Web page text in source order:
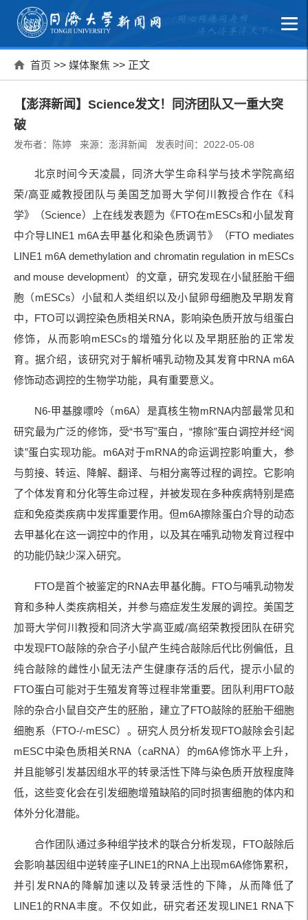
首页 >> 媒体聚焦 >> 正文
【澎湃新闻】Science发文！同济团队又一重大突
破
发布者：陈婷 来源：澎湃新闻 发表时间：2022-05-08
北京时间今天凌晨，同济大学生命科学与技术学院高绍
荣/高亚威教授团队与美国芝加哥大学何川教授合作在《科
学》（Science）上在线发表题为《FTO在mESCs和小鼠发育
中介导LINE1 m6A去甲基化和染色质调节》（FTO mediates
LINE1 m6A demethylation and chromatin regulation in mESCs
and mouse development）的文章，研究发现在小鼠胚胎干细
胞（mESCs）小鼠和人类组织以及小鼠卵母细胞及早期发育
中，FTO可以调控染色质相关RNA，影响染色质开放与组蛋白
修饰，从而影响mESCs的增殖分化以及早期胚胎的正常发
育。据介绍，该研究对于解析哺乳动物及其发育中RNA m6A
修饰动态调控的生物学功能，具有重要意义。
N6-甲基腺嘌呤（m6A）是真核生物mRNA内部最常见和
研究最为广泛的修饰，受“书写”蛋白，“擦除”蛋白调控并经“阅
读”蛋白实现功能。m6A对于mRNA的命运调控影响重大，参
与剪接、转运、降解、翻译、与相分离等过程的调控。它影响
了个体发育和分化等生命过程，并被发现在多种疾病特别是癌
症和免疫类疾病中发挥重要作用。但m6A擦除蛋白介导的动态
去甲基化在这一调控中的作用，以及其在哺乳动物发育过程中
的功能仍缺少深入研究。
FTO是首个被鉴定的RNA去甲基化酶。FTO与哺乳动物发
育和多种人类疾病相关，并参与癌症发生发展的调控。美国芝
加哥大学何川教授和同济大学高亚威/高绍荣教授团队在研究
中发现FTO敲除的杂合子小鼠产生纯合敲除后代比例偏低，且
纯合敲除的雌性小鼠无法产生健康存活的后代，提示小鼠的
FTO蛋白可能对于生殖发育等过程非常重要。团队利用FTO敲
除的杂合小鼠自交产生的胚胎，建立了FTO敲除的胚胎干细胞
细胞系（FTO-/-mESC）。研究人员分析发现FTO敲除会引起
mESC中染色质相关RNA（caRNA）的m6A修饰水平上升，
并且能够引发基因组水平的转录活性下降与染色质开放程度降
低，这些变化会在引发细胞增殖缺陷的同时损害细胞的体内和
体外分化潜能。
合作团队通过多种组学技术的联合分析发现，FTO敲除后
会影响基因组中逆转座子LINE1的RNA上出现m6A修饰累积，
并引发RNA的降解加速以及转录活性的下降，从而降低了
LINE1的RNA丰度。不仅如此，研究者还发现LINE1 RNA下